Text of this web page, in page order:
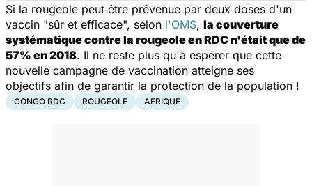
Si la rougeole peut être prévenue par deux doses d'un
vaccin "sûr et efficace", selon l'OMS, la couverture
systématique contre la rougeole en RDC n'était que de
57% en 2018. Il ne reste plus qu'à espérer que cette
nouvelle campagne de vaccination atteigne ses
objectifs afin de garantir la protection de la population !
CONGO RDC ROUGEOLE AFRIQUE